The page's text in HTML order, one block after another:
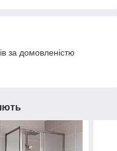
за домовленістю